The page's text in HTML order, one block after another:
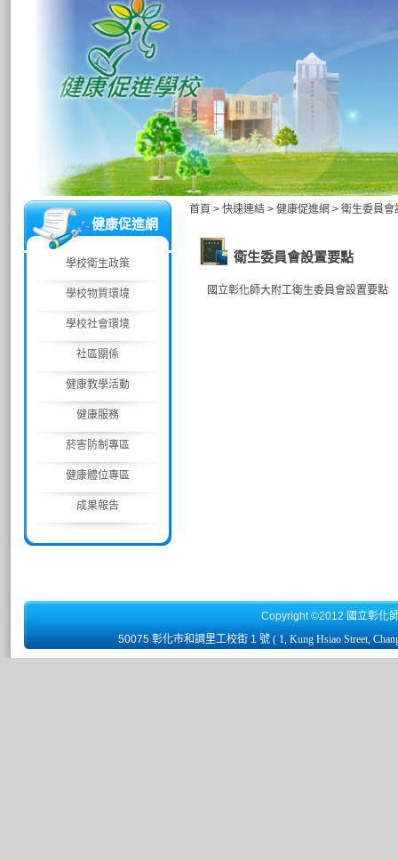
健康促進網
學校衛生政策
學校物質環境
學校社會環境
社區關係
健康教學活動
健康服務
菸害防制專區
健康體位專區
成果報告
首頁 > 快速連結 > 健康促進網 > 衛生委員會
衛生委員會設置要點
國立彰化師大附工衛生委員會設置要點
Copyright ©2012 國立彰化
50075 彰化市和調里工校街 1 號 ( 1, Kung Hsiao Street,